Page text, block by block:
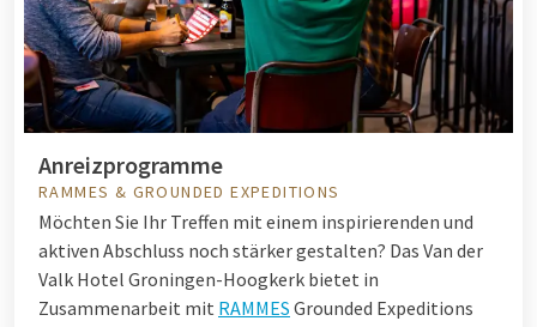
Anreizprogramme
RAMMES & GROUNDED EXPEDITIONS
Möchten Sie Ihr Treffen mit einem inspirierenden und
aktiven Abschluss noch stärker gestalten? Das Van der
Valk Hotel Groningen-Hoogkerk bietet in
Zusammenarbeit mit RAMMES Grounded Expeditions